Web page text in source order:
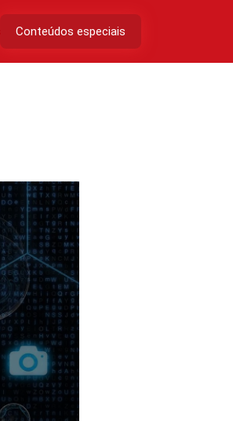
Conteúdos especiais